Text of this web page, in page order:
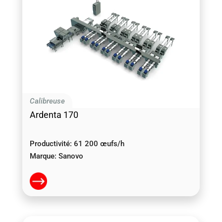
Calibreuse
Ardenta 170
Productivité: 61 200 œufs/h
Marque: Sanovo